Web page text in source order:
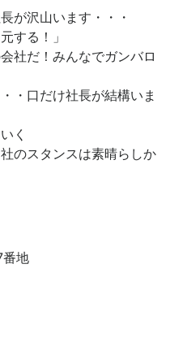
が沢山います・・・
する！」
社だ！みんなでガンバロ
・口だけ社長が結構いま
く
のスタンスは素晴らしか
地